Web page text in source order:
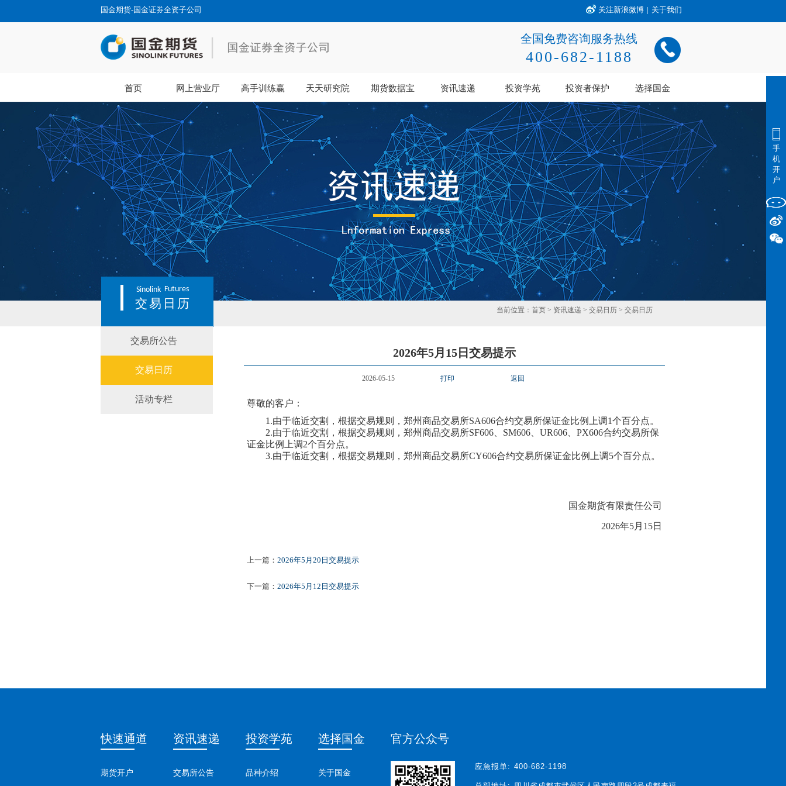
国金期货-国金证券全资子公司 关注新浪微博 | 关于我们
全国免费咨询服务热线
400-682-1188
首页 网上营业厅 高手训练赢 天天研究院 期货数据宝 资讯速递 投资学苑 投资者保护 选择国金
Sinolink Futures
交易日历 当前位置： 首页 > 资讯速递 > 交易日历 > 交易日历
交易所公告
交易日历
活动专栏
2026年5月15日交易提示
2026-05-15 打印 返回
尊敬的客户：
1.由于临近交割，根据交易规则，郑州商品交易所SA606合约交易所保证金比例上调1个百分点。
2.由于临近交割，根据交易规则，郑州商品交易所SF606 SM606、 UR606、PX606合约交易所保
证金比例上调2个百分点。
3.由于临近交割，根据交易规则，郑州商品交易所CY606合约交易所保证金比例上调5个百分点。
国金期货有限责任公司
2026年5月 15日
上一篇： 2026年5月20日交易提示
下一篇： 2026年5月12日交易提示
快速通道
期货开户
资讯速递
交易所公告
投资学苑
品种介绍
选择国金
关于国金
官方公众号
应急报单: 400-682-1198
手
机
开
户